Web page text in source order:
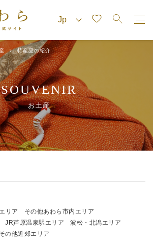
特産品の紹介
SOUVENIR
お土産
リア
その他あわら市内エリア
JR芦原温泉駅エリア
波松・北潟エリア
その他近郊エリア